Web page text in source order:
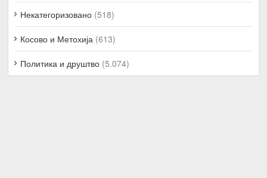
Некатегоризовано (518)
Косово и Метохија (613)
Политика и друштво (5.074)